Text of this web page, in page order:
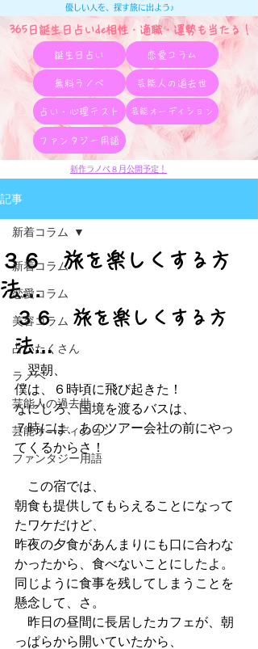
365日誕生日占いde相性・適職・​運勢も当たる！
優しい人を、探す旅に出よう♪
誕生日占い 恋愛コラム
無料ラノベ 芸能人の過去世
占い・心理テスト 芸能オーディション
ファンタジー用語
新作ラノベ８月公開予定！
記事
新着コラム
恋愛コラム
美容コラム
占いたくさん
ラノベ
芸能人の過去世
芸能オーディション
ファンタジー用語
新着コラム
３６ 旅を楽しくする方
法…
３６　旅を楽しくする方
法…
翌朝、
僕は、６時頃に飛び起きた！
なにしろ、国境を渡るバスは、
７時には、あのツアー会社の前にやっ
てくるからさ！
この宿では、
朝食も提供してもらえることになって
たワケだけど、
昨夜の夕食があんまりにも口に合わな
かったから、食べないことにしたよ。
同じように食事を残してしまうことを
懸念して、さ。
昨日の昼間に長居したカフェが、朝
っぱらから開いていたから、